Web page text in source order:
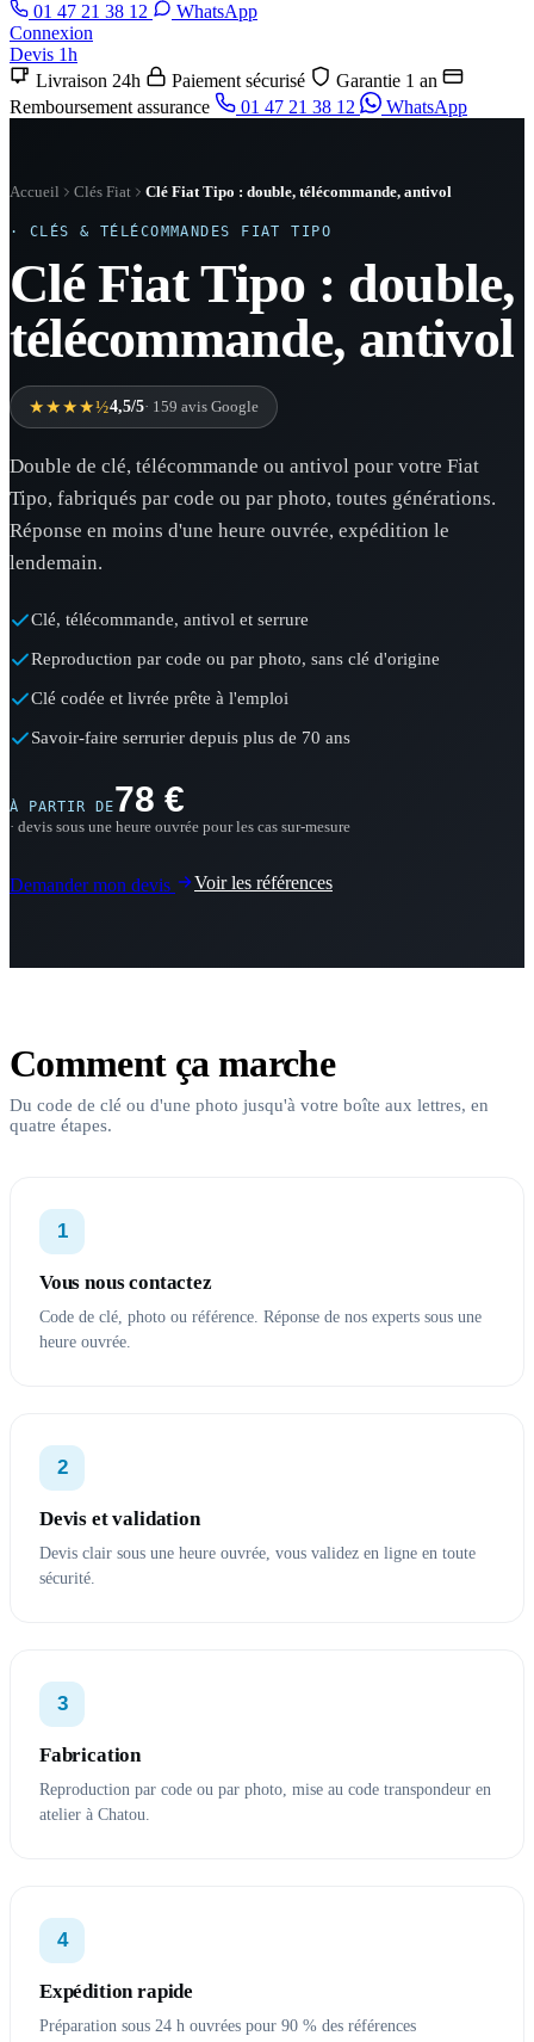
01 47 21 38 12
WhatsApp
Connexion
Devis 1h
Livraison 24h
Paiement sécurisé
Garantie 1 an
Remboursement assurance
01 47 21 38 12 WhatsApp
Accueil Clés Fiat Clé Fiat Tipo : double, télécommande, antivol
· CLÉS & TÉLÉCOMMANDES FIAT TIPO
Clé Fiat Tipo : double,
télécommande, antivol
★★★★½4,5/5· 159 avis Google
Double de clé, télécommande ou antivol pour votre Fiat
Tipo, fabriqués par code ou par photo, toutes générations.
Réponse en moins d'une heure ouvrée, expédition le
lendemain.
Clé, télécommande, antivol et serrure
Reproduction par code ou par photo, sans clé d'origine
Clé codée et livrée prête à l'emploi
Savoir-faire serrurier depuis plus de 70 ans
À PARTIR DE78 €
· devis sous une heure ouvrée pour les cas sur-mesure
Demander mon devis Voir les références
Comment ça marche
Du code de clé ou d'une photo jusqu'à votre boîte aux lettres, en
quatre étapes.
1
Vous nous contactez
Code de clé, photo ou référence. Réponse de nos experts sous une
heure ouvrée.
2
Devis et validation
Devis clair sous une heure ouvrée, vous validez en ligne en toute
sécurité.
3
Fabrication
Reproduction par code ou par photo, mise au code transpondeur en
atelier à Chatou.
4
Expédition rapide
Préparation sous 24 h ouvrées pour 90 % des références